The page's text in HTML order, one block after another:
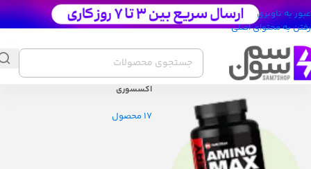
عبور به ناوبری
رفتن به محتوای اصلی
اکسسوری
17 محصول